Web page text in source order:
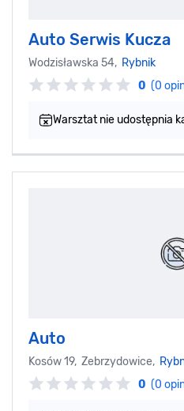
Auto Serwis Kucza
Wodzisławska 54, Rybnik
0 (0
Warsztat nie udostępnia
Auto
Kosów 19, Zebrzydowice,
0 (0